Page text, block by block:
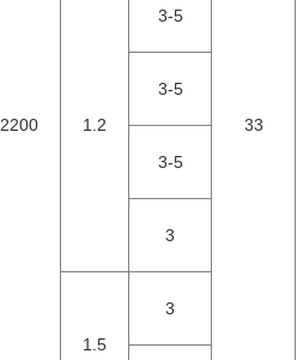
2200 33
1.2
3-5
3-5
3-5
3
1.5
3